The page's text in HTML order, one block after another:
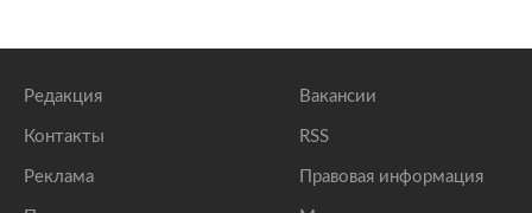
Редакция
Контакты
Реклама
Вакансии
RSS
Правовая информация